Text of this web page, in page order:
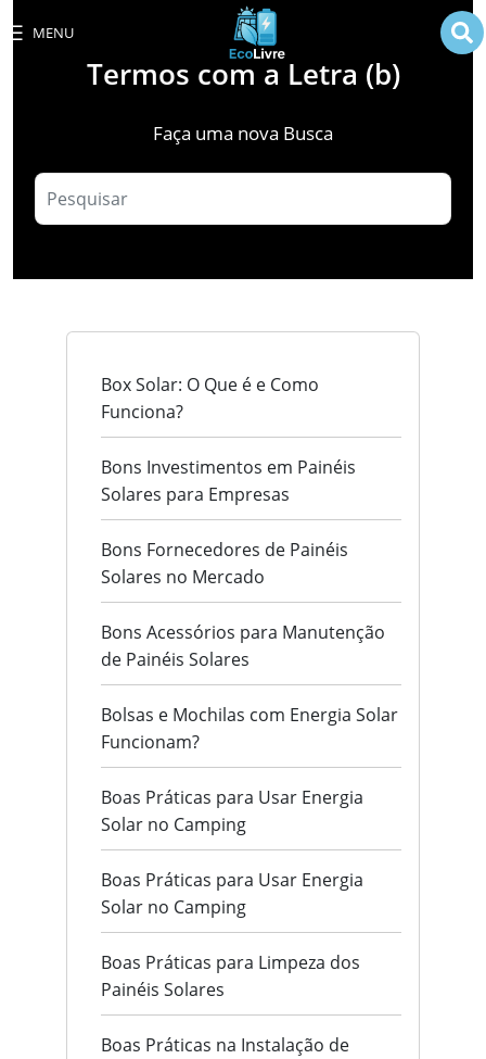
MENU
Termos com a Letra (b)
Faça uma nova Busca
Box Solar: O Que é e Como
Funciona?
Bons Investimentos em Painéis
Solares para Empresas
Bons Fornecedores de Painéis
Solares no Mercado
Bons Acessórios para Manutenção
de Painéis Solares
Bolsas e Mochilas com Energia Solar
Funcionam?
Boas Práticas para Usar Energia
Solar no Camping
Boas Práticas para Usar Energia
Solar no Camping
Boas Práticas para Limpeza dos
Painéis Solares
Boas Práticas na Instalação de